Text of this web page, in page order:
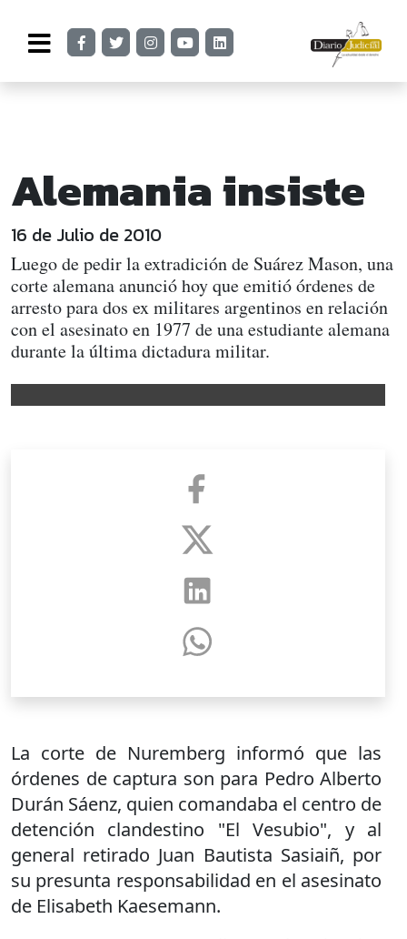
Alemania insiste
16 de Julio de 2010
Luego de pedir la extradición de Suárez Mason, una
corte alemana anunció hoy que emitió órdenes de
arresto para dos ex militares argentinos en relación
con el asesinato en 1977 de una estudiante alemana
durante la última dictadura militar.
La corte de Nuremberg informó que las
órdenes de captura son para Pedro Alberto
Durán Sáenz, quien comandaba el centro de
detención clandestino "El Vesubio", y al
general retirado Juan Bautista Sasiaiñ, por
su presunta responsabilidad en el asesinato
de Elisabeth Kaesemann.